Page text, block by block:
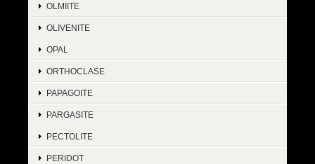
OLMIITE
OLIVENITE
OPAL
ORTHOCLASE
PAPAGOITE
PARGASITE
PECTOLITE
PERIDOT